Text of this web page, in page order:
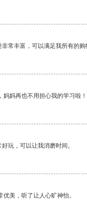
常丰富，可以满足我所有的购
妈妈再也不用担心我的学习啦！
玩，可以让我消磨时间。
美，听了让人心旷神怡。